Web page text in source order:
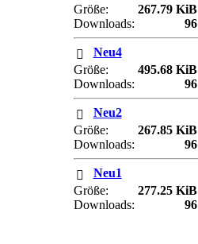
Größe:
267.79 KiB
Downloads:
96
Neu4
Größe:
495.68 KiB
Downloads:
96
Neu2
Größe:
267.85 KiB
Downloads:
96
Neu1
Größe:
277.25 KiB
Downloads:
96